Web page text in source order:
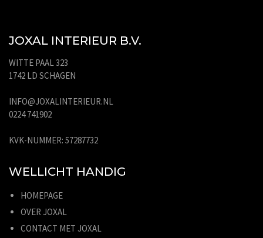
JOXAL INTERIEUR B.V.
WITTE PAAL 323
1742 LD SCHAGEN
INFO@JOXALINTERIEUR.NL
0224 741902
KVK-NUMMER: 57287732
WELLICHT HANDIG
HOMEPAGE
OVER JOXAL
CONTACT MET JOXAL